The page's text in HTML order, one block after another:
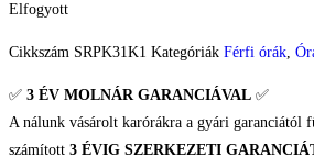
Elfogyott
Cikkszám SRPK31K1 Kategóriák Férfi órák,
✅ 3 ÉV MOLNÁR GARANCIÁVAL ✅
A nálunk vásárolt karórákra a gyári garanciától
számított 3 ÉVIG SZERKEZETI